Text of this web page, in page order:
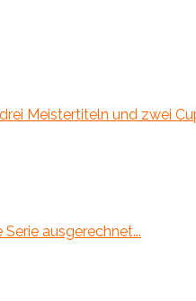
Meistertiteln und zwei
ausgerechnet...